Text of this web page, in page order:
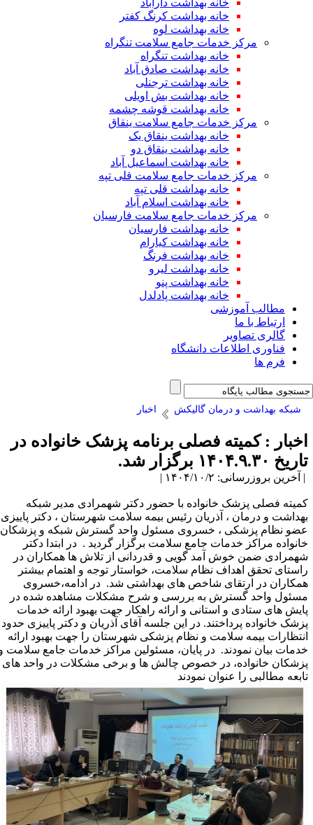
خانه بهداشت دارآباد
خانه بهداشت کرنگ کفتر
خانه بهداشت لوه
مرکز خدمات جامع سلامت تنگراه
خانه بهداشت تنگراه
خانه بهداشت صادق آباد
خانه بهداشت ترجنلی
خانه بهداشت بش اویلی
خانه بهداشت قوشه چشمه
مرکز خدمات جامع سلامت ینقاق
خانه بهداشت ینقاق یک
خانه بهداشت ینقاق دو
خانه بهداشت اسماعیل آباد
مرکز خدمات جامع سلامت قلی تپه
خانه بهداشت قلی تپه
خانه بهداشت اسلام آباد
مرکز خدمات جامع سلامت فارسیان
خانه بهداشت فارسیان
خانه بهداشت کیارام
خانه بهداشت فرنگ
خانه بهداشت لیرو
خانه بهداشت پنو
خانه بهداشت پادلدل
مطالب آموزشی
ارتباط با ما
گالری تصاویر
فناوری اطلاعات دانشگاه
فرم ها
شبکه بهداشت و درمان گالیکش اخبار
: کمیته فصلی برنامه پزشک خانواده در
۱۴۰۴.۹.۳۰ برگزار شد.
بروزرسانی: ۱۴۰۴/۱۰/۲ |
فصلی پزشک خانواده با حضور دکتر شهمرادی مدیر شبکه
و درمان ، آذریان رئیس بیمه سلامت شهرستان ، دکتر پاییزی
نظام پزشکی ، خسروی مسئول واحد گسترش شبکه و پزشکان
مراکز خدمات جامع سلامت برگزار گردید . در ابتدا دکتر
ضمن خوش آمد گویی و قدردانی از تلاش ها همکاران در
تحقق اهداف نظام سلامت، خواستار توجه و اهتمام بیشتر
در ارتقای شاخص های بهداشتی شد. در ادامه،خسروی
واحد گسترش به بررسی و شرح مشکلات مشاهده شده در
های ستادی و استانی و ارائه راهکار جهت بهبود ارائه خدمات
خانواده پرداختند. در این جلسه آقای آذریان و دکتر پاییزی حدود
بیمه سلامت و نظام پزشکی شهرستان را جهت بهبود ارائه
بیان نمودند. در پایان، مسئولین مراکز خدمات جامع سلامت و
خانواده، در خصوص چالش ها و برخی مشکلات در واحد های
مطالبی را عنوان نمودند